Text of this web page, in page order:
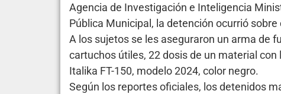
Agencia de Investigación e Inteligencia
Pública Municipal, la detención ocurrió
A los sujetos se les aseguraron un arma de
cartuchos útiles, 22 dosis de un material
Italika FT-150, modelo 2024, color negro.
Según los reportes oficiales, los detenidos